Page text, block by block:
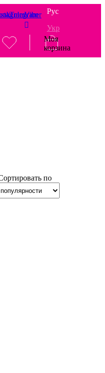
Telegram
Viber
Рус
Укр
Моя
корзина
по